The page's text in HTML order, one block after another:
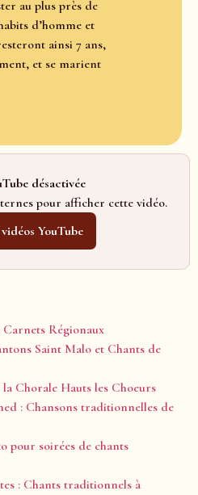
au plus près de
d’homme et
ainsi 7 ans,
et se marient
désactivée
pour afficher cette vidéo.
YouTube
Régionaux
Saint Malo et Chants de
Chorale Hauts les Choeurs
: Chansons traditionnelles de
pour soirées de chants
: Chants traditionnels à